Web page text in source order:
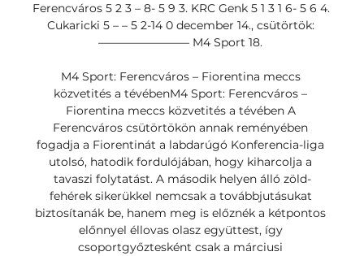
Ferencváros 5 2 3 – 8- 5 9 3. KRC Genk 5 1 3 1 6- 5 6 4.
Cukaricki 5 – – 5 2-14 0 december 14., csütörtök:
———————— M4 Sport 18.
M4 Sport: Ferencváros – Fiorentina meccs
közvetités a tévébenM4 Sport: Ferencváros –
Fiorentina meccs közvetités a tévében A
Ferencváros csütörtökön annak reményében
fogadja a Fiorentinát a labdarúgó Konferencia-liga
utolsó, hatodik fordulójában, hogy kiharcolja a
tavaszi folytatást. A második helyen álló zöld-
fehérek sikerükkel nemcsak a továbbjutásukat
biztosítanák be, hanem meg is előznék a kétpontos
előnnyel éllovas olasz együttest, így
csoportgyőztesként csak a márciusi